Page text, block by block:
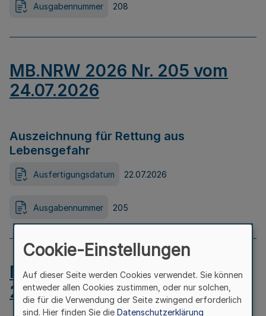
Ausgabennummer 208
MB.NRW 2026 Nr. 205 vom
24.07.2026
Auszeichnung für Rettung aus
Lebensgefahr
Ausfertigungsdatum 22.07.2026
Ausgabennummer 205
MB.NRW 2026 Nr. 204 vom
24.07.2026
Cookie-Einstellungen
Auf dieser Seite werden Cookies verwendet. Sie können
entweder allen Cookies zustimmen, oder nur solchen,
die für die Verwendung der Seite zwingend erforderlich
sind. Hier finden Sie die Datenschutzerklärung